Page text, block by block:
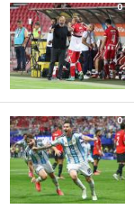
0
0